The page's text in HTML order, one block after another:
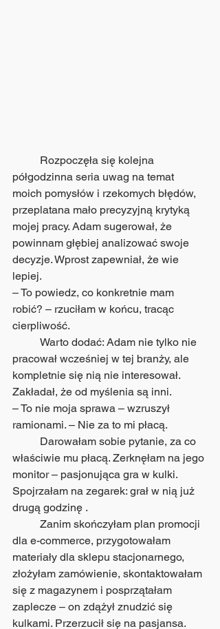
półgodzinna seria uwag na temat
moich pomysłów i rzekomych błędów,
przeplatana mało precyzyjną krytyką
mojej pracy. Adam sugerował, że
powinnam głębiej analizować swoje
decyzje. Wprost zapewniał, że wie
lepiej.
– To powiedz, co konkretnie mam
robić? – rzuciłam w końcu, tracąc
cierpliwość.
pracował wcześniej w tej branży, ale
kompletnie się nią nie interesował.
Zakładał, że od myślenia są inni.
– To nie moja sprawa – wzruszył
ramionami. – Nie za to mi płacą.
właściwie mu płacą. Zerknęłam na jego
monitor – pasjonująca gra w kulki.
Spojrzałam na zegarek: grał w nią już
drugą godzinę .
dla e-commerce, przygotowałam
materiały dla sklepu stacjonarnego,
złożyłam zamówienie, skontaktowałam
się z magazynem i posprzątałam
zaplecze – on zdążył znudzić się
kulkami. Przerzucił się na pasjansa.